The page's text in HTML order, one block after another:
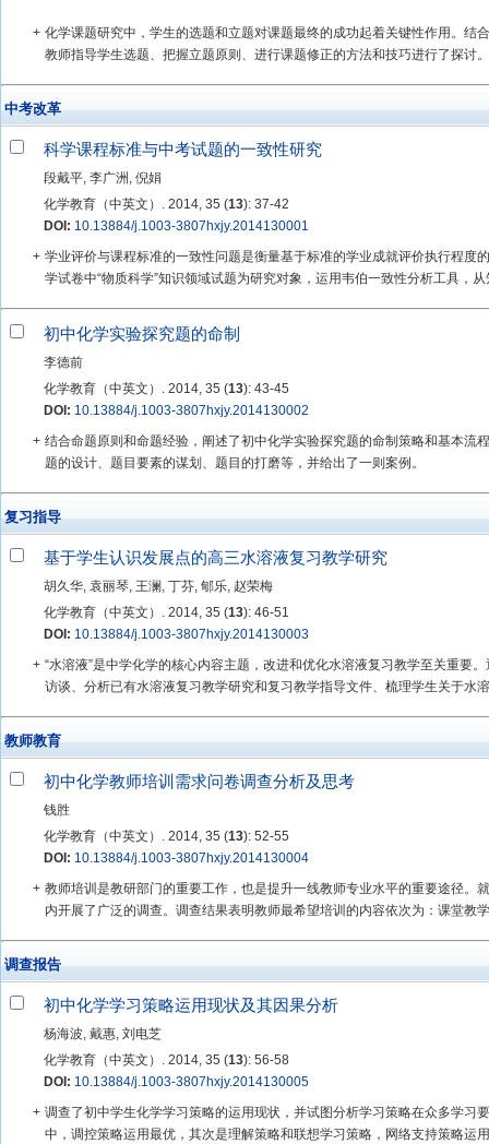
+ 化学课题研究中，学生的选题和立题对课题最终的成功起着关键性作用。结
教师指导学生选题、把握立题原则、进行课题修正的方法和技巧进行了探讨。
中考改革
科学课程标准与中考试题的一致性研究
段戴平, 李广洲, 倪娟
化学教育（中英文）. 2014, 35 (13): 37-42
DOI: 10.13884/j.1003-3807hxjy.2014130001
+ 学业评价与课程标准的一致性问题是衡量基于标准的学业成就评价执行程度
学试卷中“物质科学”知识领域试题为研究对象，运用韦伯一致性分析工具，
初中化学实验探究题的命制
李德前
化学教育（中英文）. 2014, 35 (13): 43-45
DOI: 10.13884/j.1003-3807hxjy.2014130002
+ 结合命题原则和命题经验，阐述了初中化学实验探究题的命制策略和基本流
题的设计、题目要素的谋划、题目的打磨等，并给出了一则案例。
复习指导
基于学生认识发展点的高三水溶液复习教学研究
胡久华, 袁丽琴, 王澜, 丁芬, 郇乐, 赵荣梅
化学教育（中英文）. 2014, 35 (13): 46-51
DOI: 10.13884/j.1003-3807hxjy.2014130003
+ “水溶液”是中学化学的核心内容主题，改进和优化水溶液复习教学至关重要
访谈、分析已有水溶液复习教学研究和复习教学指导文件、梳理学生关于水
教师教育
初中化学教师培训需求问卷调查分析及思考
钱胜
化学教育（中英文）. 2014, 35 (13): 52-55
DOI: 10.13884/j.1003-3807hxjy.2014130004
+ 教师培训是教研部门的重要工作，也是提升一线教师专业水平的重要途径。
内开展了广泛的调查。调查结果表明教师最希望培训的内容依次为：课堂教
调查报告
初中化学学习策略运用现状及其因果分析
杨海波, 戴惠, 刘电芝
化学教育（中英文）. 2014, 35 (13): 56-58
DOI: 10.13884/j.1003-3807hxjy.2014130005
+ 调查了初中学生化学学习策略的运用现状，并试图分析学习策略在众多学习
中，调控策略运用最优，其次是理解策略和联想学习策略，网络支持策略运